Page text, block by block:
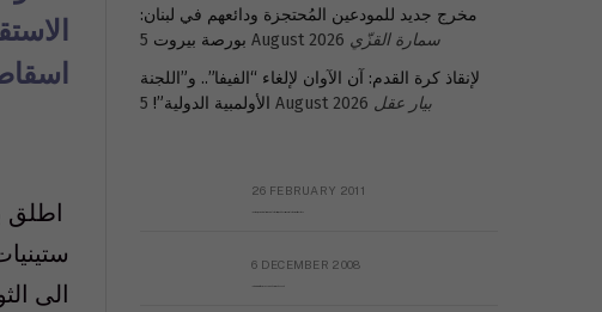
اطلق
الى
مخرج جديد للمودعين المُحتجزة ودائعهم في لبنان:
بورصة بيروت 5 August 2026 سمارة القزّي
لإنقاذ كرة القدم: آن الآوان لإلغاء “الفيفا”.. و”اللجنة
الأولمبية الدولية”! 5 August 2026 بيار عقل
26 FEBRUARY 2011
6 DECEMBER 2008